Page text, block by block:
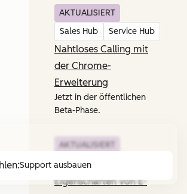
Support ausbauen
AKTUALISIERT
Sales Hub
Service Hub
Nahtloses Calling mit
der Chrome-
Erweiterung
Jetzt in der öffentlichen
Beta-Phase.
AKTUALISIERT
Sales Hub
Eigenschaften von E-